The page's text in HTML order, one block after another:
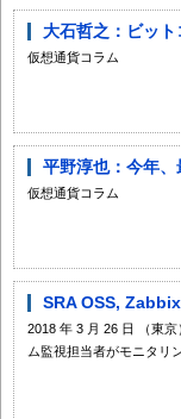
大石哲之：ビッ
仮想通貨コラム
平野淳也：今年
仮想通貨コラム
SRA OSS,
2018 年 3 月 26 日 （東
ム監視担当者がモニタリ